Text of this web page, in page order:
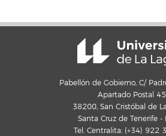
Pabellón de Gobierno, C/
Apartado Postal
38200, San Cristóbal de
Santa Cruz de Tenerife -
Tel. Centralita: (+34) 922